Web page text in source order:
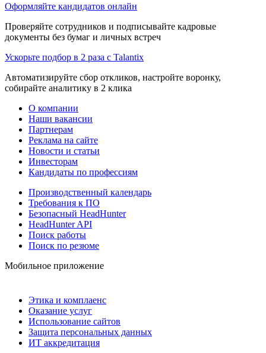
Оформляйте кандидатов онлайн
Проверяйте сотрудников и подписывайте кадровые
документы без бумаг и личных встреч
Ускорьте подбор в 2 раза с Talantix
Автоматизируйте сбор откликов, настройте воронку,
собирайте аналитику в 2 клика
О компании
Наши вакансии
Партнерам
Реклама на сайте
Новости и статьи
Инвесторам
Кандидаты по профессиям
Производственный календарь
Требования к ПО
Безопасный HeadHunter
HeadHunter API
Поиск работы
Поиск по резюме
Мобильное приложение
Этика и комплаенс
Оказание услуг
Использование сайтов
Защита персональных данных
ИТ аккредитация